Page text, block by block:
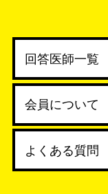
回答医師一覧
会員について
よくある質問